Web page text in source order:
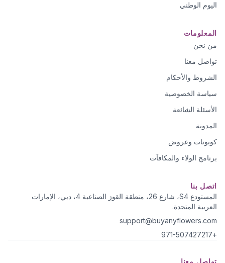
اليوم الوطني
المعلومات
من نحن
تواصل معنا
الشروط والأحكام
سياسة الخصوصية
الأسئلة الشائعة
المدونة
كوبونات وعروض
برنامج الولاء والمكافآت
اتصل بنا
المستودع S4، شارع 26، منطقة القوز الصناعية 4، دبي، الإمارات
العربية المتحدة.
support@buyanyflowers.com
+971-507427217
تواصل معنا